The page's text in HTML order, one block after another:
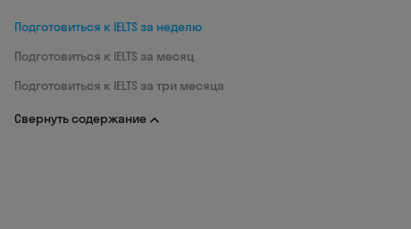
Подготовиться к IELTS за неделю
Подготовиться к IELTS за месяц
Подготовиться к IELTS за три месяца
Свернуть содержание